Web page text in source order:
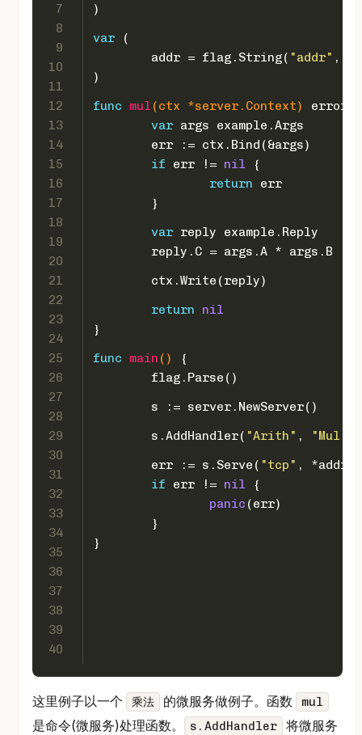
7
8
9
10
11
12
13
14
15
16
17
18
19
20
21
22
23
24
25
26
27
28
29
30
31
32
33
34
35
36
37
38
39
40
)
var (
	addr = flag.String(
"addr" ,
)
func
mul(ctx *server.Context) error
var args example.Args
	err := ctx.Bind(&args)
if err != nil {
return err
	}
var reply example.Reply
	reply.C = args.A * args.B
	ctx.Write(reply)
return
nil
}
func
main ()
{
	flag.Parse()
	s := server.NewServer()
	s.AddHandler(
"Arith" , "Mul"
	err := s.Serve(
"tcp" , *addr)
if err != nil {
panic (err)
	}
}
这里例子以一个 乘法 的微服务做例子。函数 mul
是命令(微服务)处理函数。 s.AddHandler
将微服务